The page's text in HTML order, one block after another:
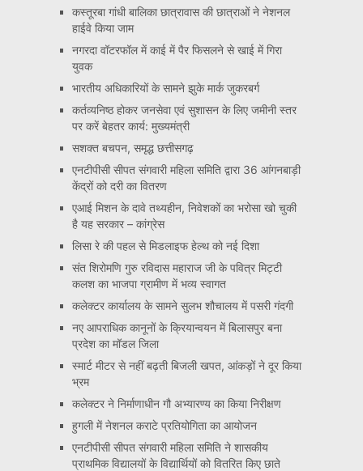
कस्तूरबा गांधी बालिका छात्रावास की छात्राओं ने नेशनल
हाईवे किया जाम
नगरदा वॉटरफॉल में काई में पैर फिसलने से खाई में गिरा
युवक
भारतीय अधिकारियों के सामने झुके मार्क जुकरबर्ग
कर्तव्यनिष्ठ होकर जनसेवा एवं सुशासन के लिए जमीनी स्तर
पर करें बेहतर कार्य: मुख्यमंत्री
सशक्त बचपन, समृद्ध छत्तीसगढ़
एनटीपीसी सीपत संगवारी महिला समिति द्वारा 36 आंगनबाड़ी
केंद्रों को दरी का वितरण
एआई मिशन के दावे तथ्यहीन, निवेशकों का भरोसा खो चुकी
है यह सरकार – कांग्रेस
लिसा रे की पहल से मिडलाइफ हेल्थ को नई दिशा
संत शिरोमणि गुरु रविदास महाराज जी के पवित्र मिट्टी
कलश का भाजपा ग्रामीण में भव्य स्वागत
कलेक्टर कार्यालय के सामने सुलभ शौचालय में पसरी गंदगी
नए आपराधिक कानूनों के क्रियान्वयन में बिलासपुर बना
प्रदेश का मॉडल जिला
स्मार्ट मीटर से नहीं बढ़ती बिजली खपत, आंकड़ों ने दूर किया
भ्रम
कलेक्टर ने निर्माणाधीन गौ अभ्यारण्य का किया निरीक्षण
हुगली में नेशनल कराटे प्रतियोगिता का आयोजन
एनटीपीसी सीपत संगवारी महिला समिति ने शासकीय
प्राथमिक विद्यालयों के विद्यार्थियों को वितरित किए छाते